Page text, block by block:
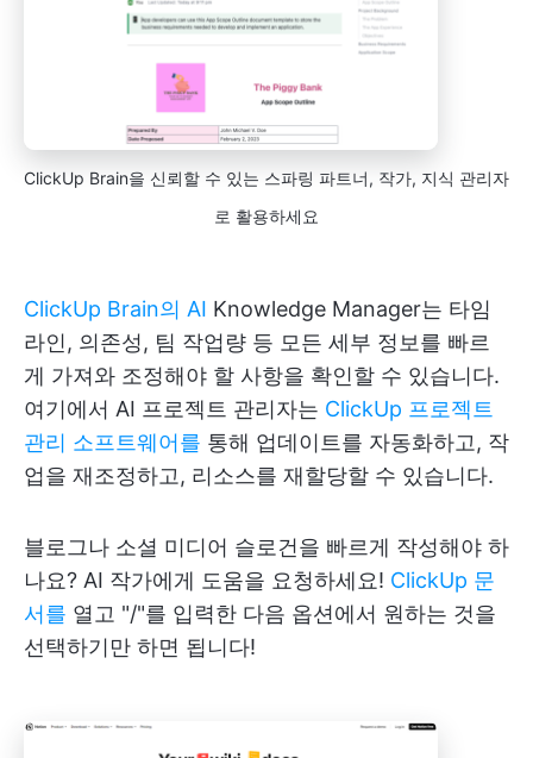
ClickUp Brain을 신뢰할 수 있는 스파링 파트너, 작가, 지식 관리자
로 활용하세요
ClickUp Brain의 AI Knowledge Manager는 타임
라인, 의존성, 팀 작업량 등 모든 세부 정보를 빠르
게 가져와 조정해야 할 사항을 확인할 수 있습니다.
여기에서 AI 프로젝트 관리자는 ClickUp 프로젝트
관리 소프트웨어를 통해 업데이트를 자동화하고, 작
업을 재조정하고, 리소스를 재할당할 수 있습니다.
블로그나 소셜 미디어 슬로건을 빠르게 작성해야 하
나요? AI 작가에게 도움을 요청하세요! ClickUp 문
서를 열고 "/"를 입력한 다음 옵션에서 원하는 것을
선택하기만 하면 됩니다!